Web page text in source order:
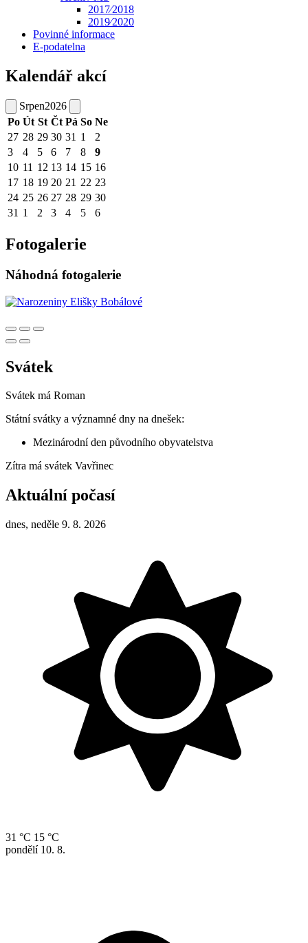
2017⁄2018
2019⁄2020
Povinné informace
E-podatelna
Kalendář akcí
Srpen2026
Po Út St Čt Pá So Ne
27 28 29 30 31 1
2
3
4 5 6 7 8
9
10 11 12 13 14 15 16
17 18 19 20 21 22 23
24 25 26 27 28 29 30
31 1 2 3 4 5 6
Fotogalerie
Náhodná fotogalerie
Svátek
Svátek má Roman
Státní svátky a významné dny na dnešek:
Mezinárodní den původního obyvatelstva
Zítra má svátek Vavřinec
Aktuální počasí
dnes, neděle 9. 8. 2026
31 °C 15 °C
pondělí 10. 8.